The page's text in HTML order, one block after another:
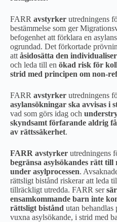
FARR avstyrker utredningens
bestämmelse som ger
befogenhet att förklara en
ogrundad. Det förkortade
att åsidosätta den
och leda till en ökad risk för
strid med principen om non-
FARR avstyrker utredningens
asylansökningar ska avvisas i
vad som görs idag och
skyndsamt förfarande aldrig
av rättssäkerhet.
FARR avstyrker utredningens
begränsa asylsökandes rätt till
under asylprocessen.
rättsligt bistånd riskerar att leda
tillräckligt utredda. FARR ser
ensamkommande barn inte
rättsligt bistånd utan behandlas
vuxna asylsökande, i strid med